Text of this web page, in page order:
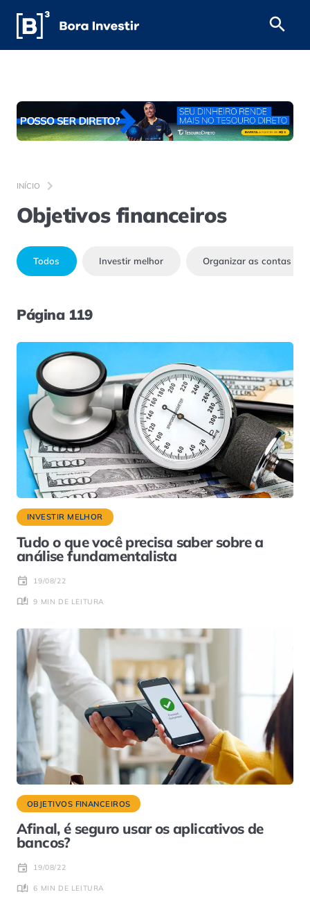
INÍCIO
Objetivos financeiros
Todos Investir melhor Organizar as contas
Página 119
INVESTIR MELHOR
Tudo o que você precisa saber sobre a
análise fundamentalista
19/08/22
9 MIN DE LEITURA
OBJETIVOS FINANCEIROS
Afinal, é seguro usar os aplicativos de
bancos?
19/08/22
6 MIN DE LEITURA